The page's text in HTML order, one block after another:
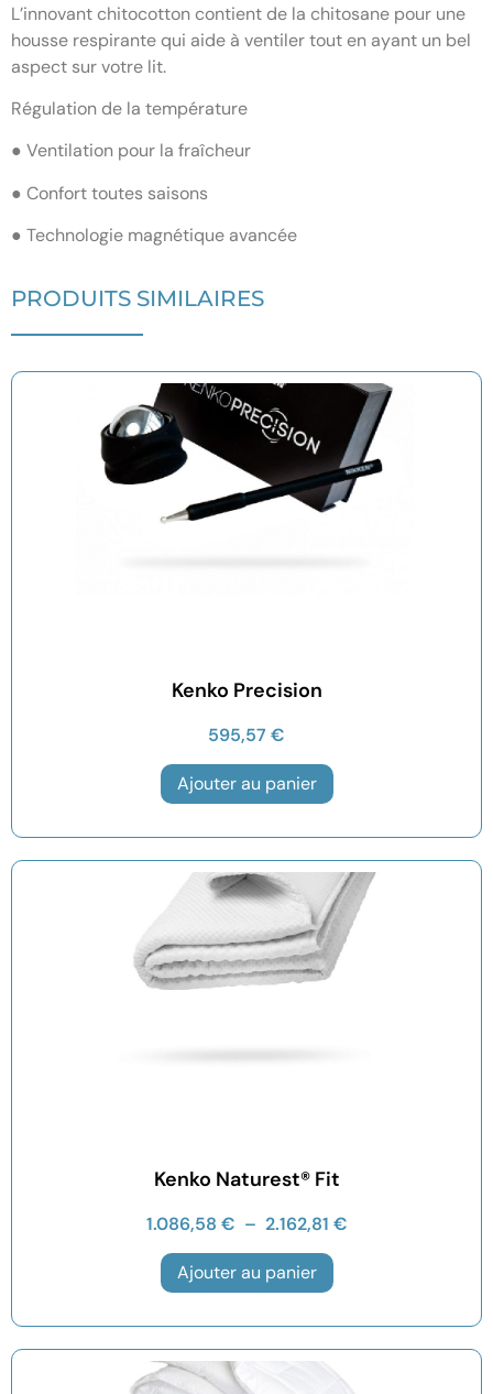
L’innovant chitocotton contient de la chitosane pour une
housse respirante qui aide à ventiler tout en ayant un bel
aspect sur votre lit.
Régulation de la température
● Ventilation pour la fraîcheur
● Confort toutes saisons
● Technologie magnétique avancée
PRODUITS SIMILAIRES
Kenko Precision
595,57 €
Ajouter au panier
Kenko Naturest® Fit
1.086,58 € – 2.162,81 €
Ajouter au panier